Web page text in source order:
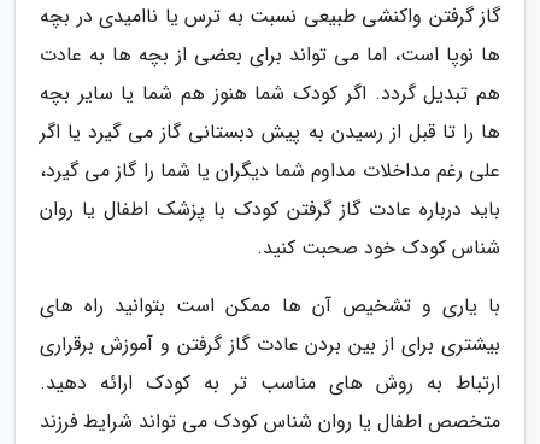
گاز گرفتن واکنشی طبیعی نسبت به ترس یا ناامیدی در بچه
ها نوپا است، اما می تواند برای بعضی از بچه ها به عادت
هم تبدیل گردد. اگر کودک شما هنوز هم شما یا سایر بچه
ها را تا قبل از رسیدن به پیش دبستانی گاز می گیرد یا اگر
علی رغم مداخلات مداوم شما دیگران یا شما را گاز می گیرد،
باید درباره عادت گاز گرفتن کودک با پزشک اطفال یا روان
شناس کودک خود صحبت کنید.
با یاری و تشخیص آن ها ممکن است بتوانید راه های
بیشتری برای از بین بردن عادت گاز گرفتن و آموزش برقراری
ارتباط به روش های مناسب تر به کودک ارائه دهید.
متخصص اطفال یا روان شناس کودک می تواند شرایط فرزند